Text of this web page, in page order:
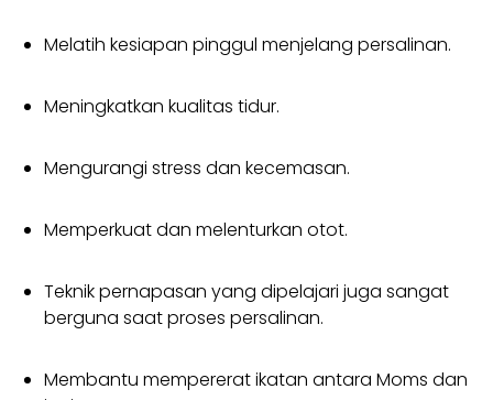
Melatih kesiapan pinggul menjelang persalinan.
Meningkatkan kualitas tidur.
Mengurangi stress dan kecemasan.
Memperkuat dan melenturkan otot.
Teknik pernapasan yang dipelajari juga sangat
berguna saat proses persalinan.
Membantu mempererat ikatan antara Moms dan